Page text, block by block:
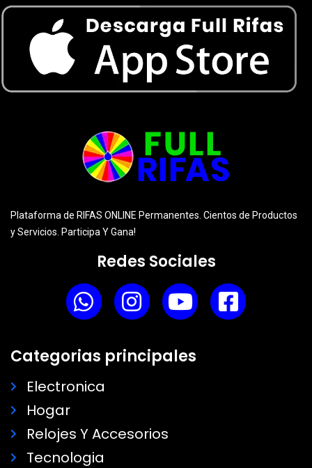
Plataforma de RIFAS ONLINE Permanentes. Cientos de Productos
y Servicios. Participa Y Gana!
Redes Sociales
Categorias principales
Electronica
Hogar
Relojes Y Accesorios
Tecnologia